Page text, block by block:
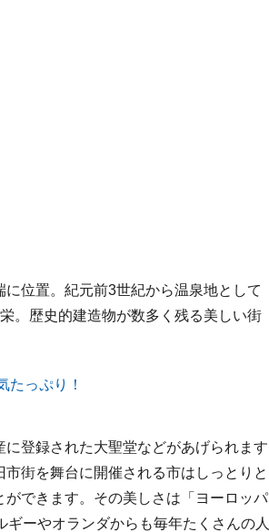
位置。紀元前3世紀から温泉地として
。歴史的建造物が数多く残る美しい街
登録された大聖堂などがあげられます
街を舞台に開催される市はしっとりと
できます。その美しさは「ヨーロッパ
ーやオランダからも毎年たくさんの人